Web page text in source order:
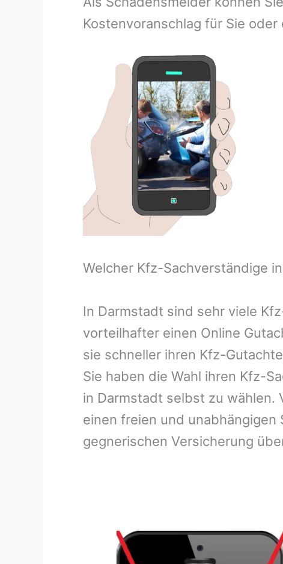
Kostenvoranschlag für Sie
Welcher Kfz-Sachverständige
In Darmstadt sind sehr viele
vorteilhafter einen Online
sie schneller ihren Kfz-
Sie haben die Wahl ihren Kfz-
in Darmstadt selbst zu wählen.
einen freien und
gegnerischen Versicherung